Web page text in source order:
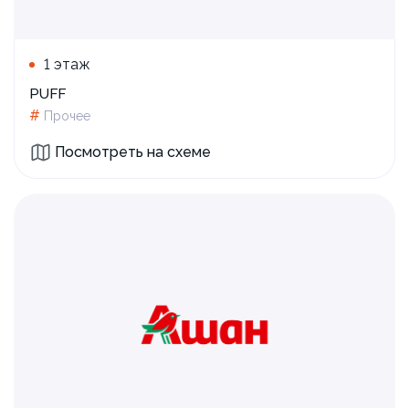
1 этаж
PUFF
# Прочее
Посмотреть на схеме